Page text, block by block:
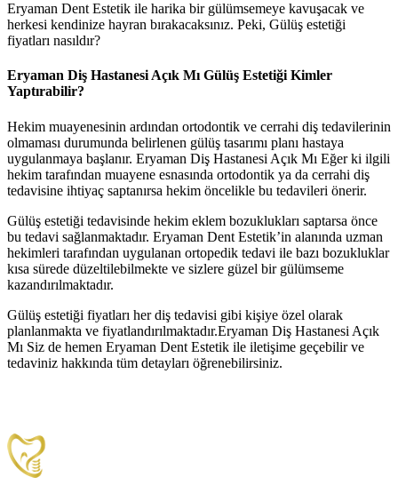
Eryaman Dent Estetik ile harika bir gülümsemeye kavuşacak ve
herkesi kendinize hayran bırakacaksınız. Peki, Gülüş estetiği
fiyatları nasıldır?
Eryaman Diş Hastanesi Açık Mı Gülüş Estetiği Kimler
Yaptırabilir?
Hekim muayenesinin ardından ortodontik ve cerrahi diş tedavilerinin
olmaması durumunda belirlenen gülüş tasarımı planı hastaya
uygulanmaya başlanır. Eryaman Diş Hastanesi Açık Mı Eğer ki ilgili
hekim tarafından muayene esnasında ortodontik ya da cerrahi diş
tedavisine ihtiyaç saptanırsa hekim öncelikle bu tedavileri önerir.
Gülüş estetiği tedavisinde hekim eklem bozuklukları saptarsa önce
bu tedavi sağlanmaktadır. Eryaman Dent Estetik’in alanında uzman
hekimleri tarafından uygulanan ortopedik tedavi ile bazı bozukluklar
kısa sürede düzeltilebilmekte ve sizlere güzel bir gülümseme
kazandırılmaktadır.
Gülüş estetiği fiyatları her diş tedavisi gibi kişiye özel olarak
planlanmakta ve fiyatlandırılmaktadır.Eryaman Diş Hastanesi Açık
Mı Siz de hemen Eryaman Dent Estetik ile iletişime geçebilir ve
tedaviniz hakkında tüm detayları öğrenebilirsiniz.